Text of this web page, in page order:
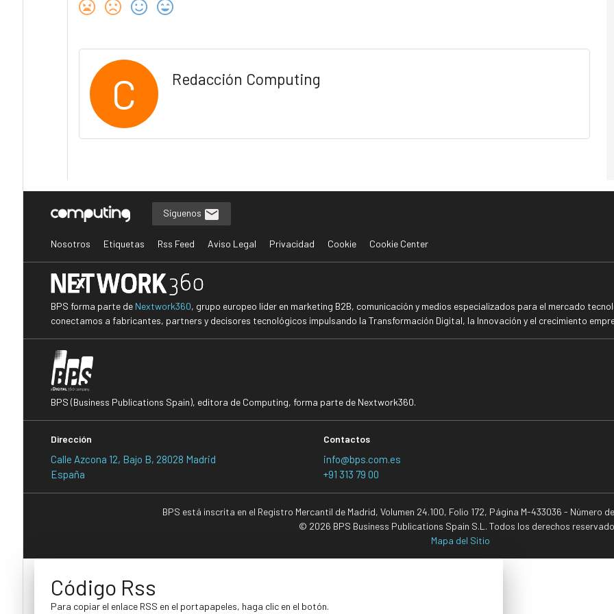
C Redacción Computing
Síguenos
Nosotros Etiquetas Rss Feed Aviso Legal Privacidad Cookie Cookie Center
BPS forma parte de Nextwork360, grupo europeo líder en marketing B2B, comunicación y medios especializados para el mercado
conectamos a fabricantes, partners y decisores tecnológicos impulsando la Transformación Digital, la Innovación y el crecimiento
BPS (Business Publications Spain), editora de Computing, forma parte de Nextwork360.
Dirección
Calle Azcona 12, Bajo B, 28028 Madrid
España
Contactos
info@bps.com.es
+91 313 79 00
BPS está inscrita en el Registro Mercantil de Madrid, Volumen 24.100, Folio 172, Página M-433036 - Número
© 2026 BPS Business Publications Spain S.L. Todos los derechos
Mapa del Sitio
Código Rss
Para copiar el enlace RSS en el portapapeles, haga clic en el botón.